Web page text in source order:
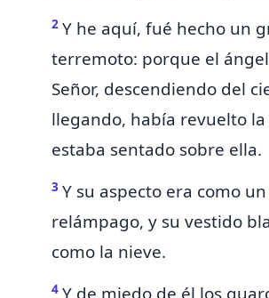
2 Y he aquí, fué hecho un
terremoto: porque el
Señor, descendiendo del
llegando, había revuelto
estaba sentado sobre ella.
3 Y su aspecto era como un
relámpago, y su vestido
como la nieve.
4